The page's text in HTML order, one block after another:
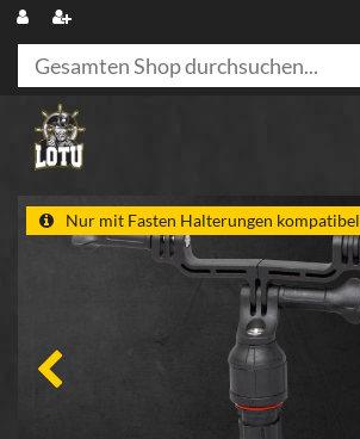
Nur mit Fasten Halterungen kompatibel